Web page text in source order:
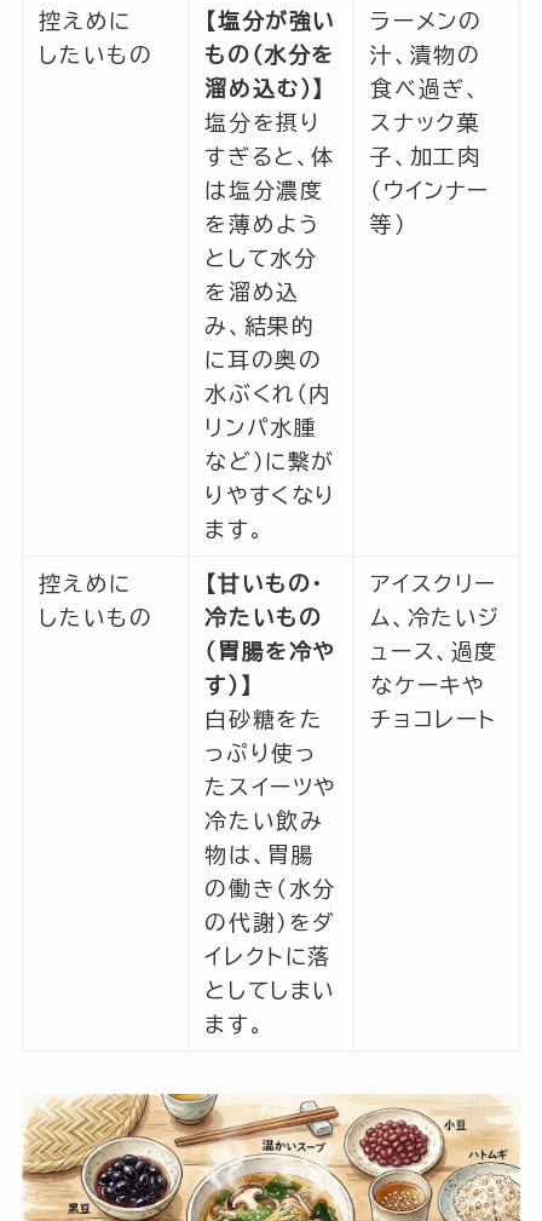
控えめに
したいもの
【塩分が強い
もの（水分を
溜め込む）】
塩分を摂り
すぎると、体
は塩分濃度
を薄めよう
として水分
を溜め込
み、結果的
に耳の奥の
水ぶくれ（内
リンパ水腫
など）に繋が
りやすくなり
ます。
ラーメンの
汁、漬物の
食べ過ぎ、
スナック菓
子、加工肉
（ウインナー
等）
控えめに
したいもの
【甘いもの・
冷たいもの
（胃腸を冷や
す）】
白砂糖をた
っぷり使っ
たスイーツや
冷たい飲み
物は、胃腸
の働き（水分
の代謝）をダ
イレクトに落
としてしまい
ます。
アイスクリー
ム、冷たいジ
ュース、過度
なケーキや
チョコレート